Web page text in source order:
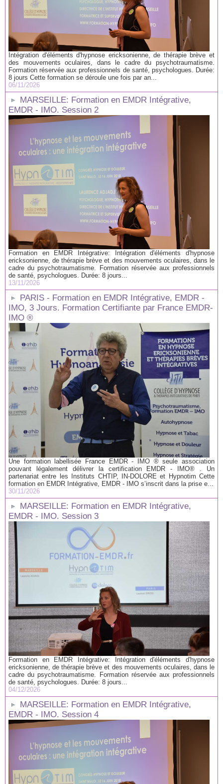
Intégration d'éléments d'hypnose ericksonienne, de thérapie brève et
des mouvements oculaires, dans le cadre du psychotraumatisme.
Formation réservée aux professionnels de santé, psychologues. Durée:
8 jours Cette formation se déroule une fois par an...
06/11/2026
MARSEILLE: Formation en EMDR Intégrative,
EMDR - IMO. Session 2
Formation en EMDR Intégrative: Intégration d'éléments d'hypnose
ericksonienne, de thérapie brève et des mouvements oculaires, dans le
cadre du psychotraumatisme. Formation réservée aux professionnels
de santé, psychologues. Durée: 8 jours...
13/11/2026
PARIS - Formation en EMDR Intégrative, EMDR -
IMO, 3 Jours. Formation Certifiante par France EMDR-
IMO ®
Une formation labellisée France EMDR - IMO ® seule association
pouvant légalement délivrer la certification EMDR - IMO® . Un
partenariat entre les Instituts CHTIP, IN-DOLORE et Hypnotim Cette
formation en EMDR Intégrative, EMDR - IMO s’inscrit dans la prise e...
30/11/2026
MARSEILLE: Formation en EMDR Intégrative,
EMDR - IMO. Session 3
Formation en EMDR Intégrative: Intégration d'éléments d'hypnose
ericksonienne, de thérapie brève et des mouvements oculaires, dans le
cadre du psychotraumatisme. Formation réservée aux professionnels
de santé, psychologues. Durée: 8 jours...
04/12/2026
MARSEILLE: Formation en EMDR Intégrative,
EMDR - IMO. Session 4